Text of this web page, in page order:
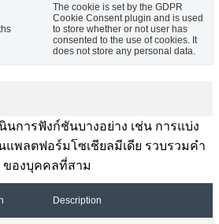
The cookie is set by the GDPR
Cookie Consent plugin and is used
to store whether or not user has
consented to the use of cookies. It
does not store any personal data.
นการฟังก์ชันบางอย่าง เช่น การแบ่ง
แพลตฟอร์มโซเชียลมีเดีย รวบรวมคำ
องบุคคลที่สาม
Description